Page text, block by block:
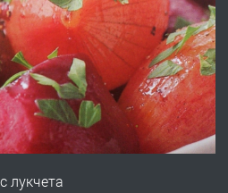
Магазин/Офис под наем в кв.
Каравелов, Хасково-близо до
градина!
преди 4 дни
ТРИСТАЕН
лукчета